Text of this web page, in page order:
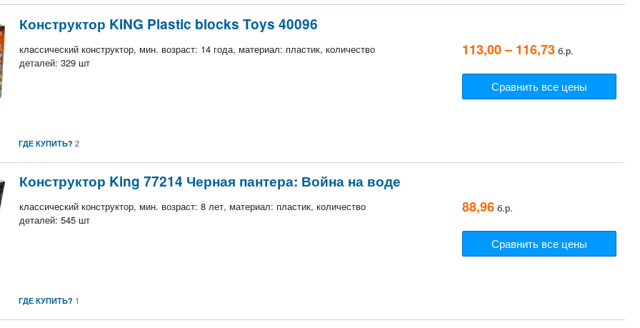
Конструктор KING Plastic blocks Toys 40096
классический конструктор, мин. возраст: 14 года, материал: пластик, количество
деталей: 329 шт
113,00 – 116,73 б.р.
Сравнить все цены
ГДЕ КУПИТЬ? 2
Конструктор King 77214 Черная пантера: Война на воде
классический конструктор, мин. возраст: 8 лет, материал: пластик, количество
деталей: 545 шт
88,96 б.р.
Сравнить все цены
ГДЕ КУПИТЬ? 1